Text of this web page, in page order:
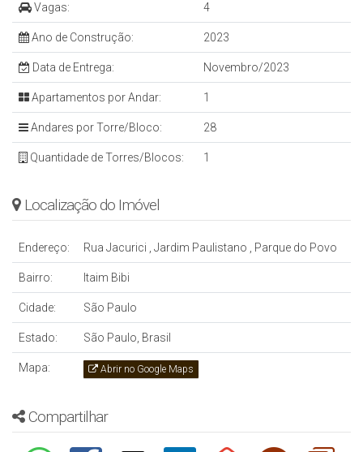
Vagas: 4
Ano de Construção: 2023
Data de Entrega: Novembro/2023
Apartamentos por Andar: 1
Andares por Torre/Bloco: 28
Quantidade de Torres/Blocos: 1
Localização do Imóvel
Endereço: Rua Jacurici , Jardim Paulistano , Parque do Povo
Bairro: Itaim Bibi
Cidade: São Paulo
Estado: São Paulo, Brasil
Mapa: Abrir no Google Maps
Compartilhar